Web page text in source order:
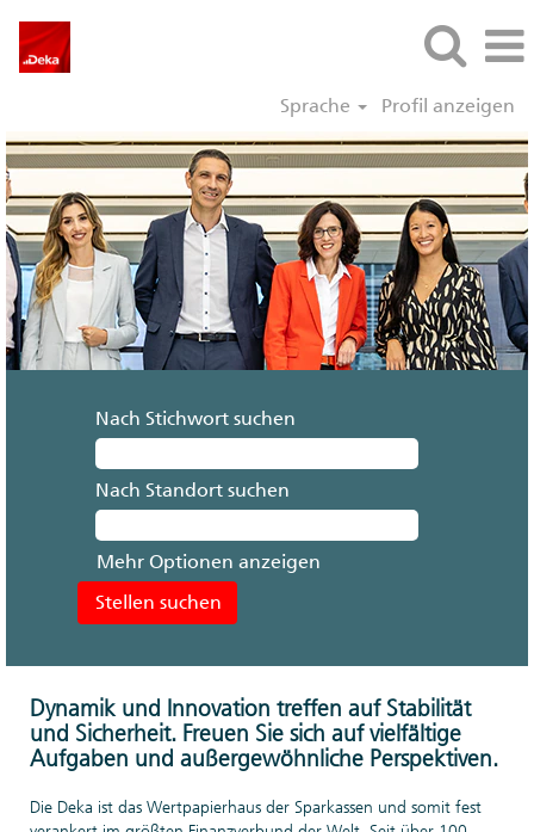
Sprache Profil anzeigen
Nach Stichwort suchen
Nach Standort suchen
Mehr Optionen anzeigen
Dynamik und Innovation treffen auf Stabilität
und Sicherheit. Freuen Sie sich auf vielfältige
Aufgaben und außergewöhnliche Perspektiven.
Die Deka ist das Wertpapierhaus der Sparkassen und somit fest